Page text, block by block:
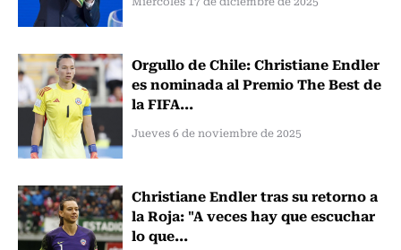
Orgullo de Chile: Christiane Endler
es nominada al Premio The Best de
la FIFA...
Jueves 6 de noviembre de 2025
Christiane Endler tras su retorno a
la Roja: "A veces hay que escuchar
lo que...